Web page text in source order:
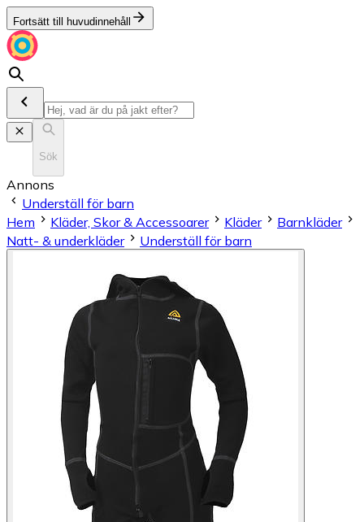
Fortsätt till huvudinnehåll
Sök
Annons
Underställ för barn
Hem
Kläder, Skor & Accessoarer Kläder
Barnkläder
Natt- & underkläder
Underställ för barn